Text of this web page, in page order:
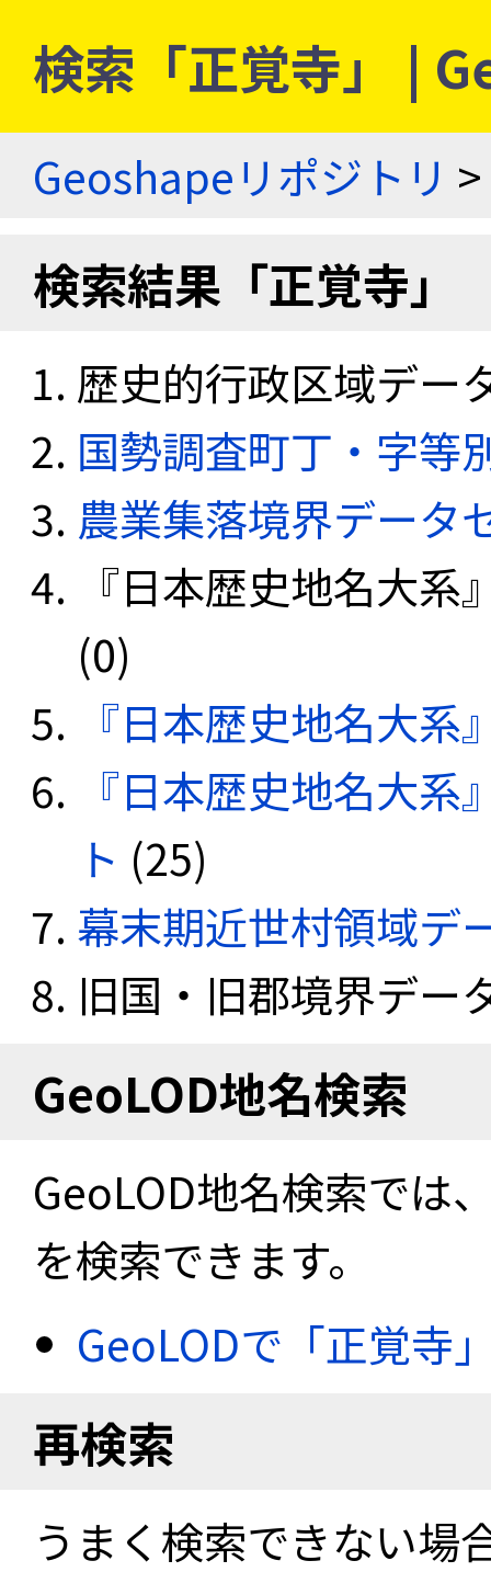
検索「正覚寺」 |
Geoshapeリポジトリ >
検索結果「正覚寺」
歴史的行政区域デー
国勢調査町丁・字等
農業集落境界データ
『日本歴史地名大
(0)
『日本歴史地名大
『日本歴史地名大
ト (25)
幕末期近世村領域デ
旧国・旧郡境界デー
GeoLOD地名検索
GeoLOD地名検索では
を検索できます。
GeoLODで「正覚寺
再検索
うまく検索できない場